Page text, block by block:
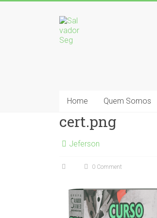
Home Quem Somos
cert.png
Jeferson
0 Comment